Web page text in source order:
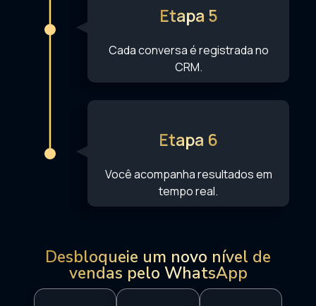
Etapa 5
Cada conversa é registrada no
CRM.
Etapa 6
Você acompanha resultados em
tempo real.
Desbloqueie um novo nível de
vendas pelo WhatsApp